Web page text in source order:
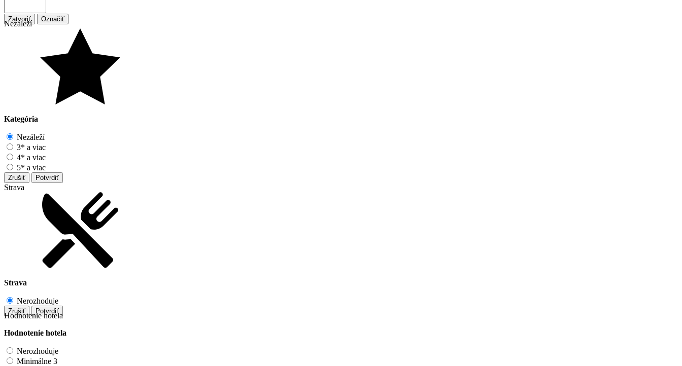
Zatvoriť Označiť
Nezáleží
Kategória
Nezáleží
3* a viac
4* a viac
5* a viac
Zrušiť Potvrdiť
Strava
Strava
Nerozhoduje
Zrušiť Potvrdiť
Hodnotenie hotela
Hodnotenie hotela
Nerozhoduje
Minimálne 3